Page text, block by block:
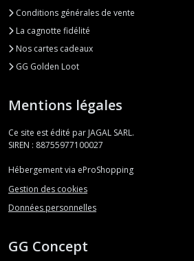
Conditions générales de vente
La cagnotte fidélité
Nos cartes cadeaux
GG Golden Loot
Mentions légales
Ce site est édité par JAGAL SARL.
SIREN : 88755977100027
Hébergement via eProShopping
Gestion des cookies
Données personnelles
GG Concept